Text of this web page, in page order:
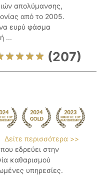
απολύμανσης,
από το 2005.
ευρύ φάσμα
...
(207)
Δείτε περισσότερα >>
εδρεύει στην
καθαρισμού
υπηρεσίες.